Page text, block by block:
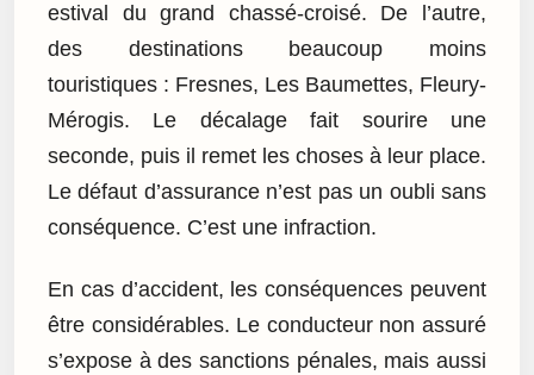
estival du grand chassé-croisé. De l’autre,
des destinations beaucoup moins
touristiques : Fresnes, Les Baumettes, Fleury-
Mérogis. Le décalage fait sourire une
seconde, puis il remet les choses à leur place.
Le défaut d’assurance n’est pas un oubli sans
conséquence. C’est une infraction.
En cas d’accident, les conséquences peuvent
être considérables. Le conducteur non assuré
s’expose à des sanctions pénales, mais aussi